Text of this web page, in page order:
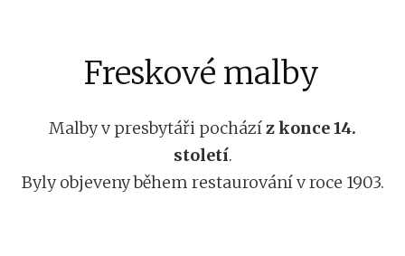
Freskové malby
Malby v presbytáři pocházíz konce 14.
století.
Byly objeveny během restaurování v roce 1903.